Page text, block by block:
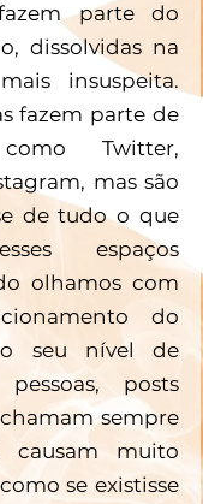
parte do
dissolvidas na
insuspeita.
fazem parte de
Twitter,
mas são
de tudo o que
espaços
olhamos com
do
seu nível de
posts
sempre
causam muito
se existisse